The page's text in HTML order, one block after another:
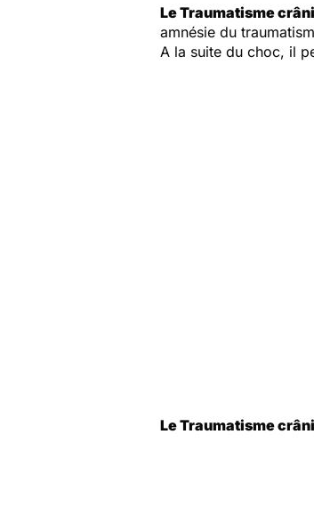
Le Traumatisme
amnésie du
A la suite du choc, il
Le Traumatisme